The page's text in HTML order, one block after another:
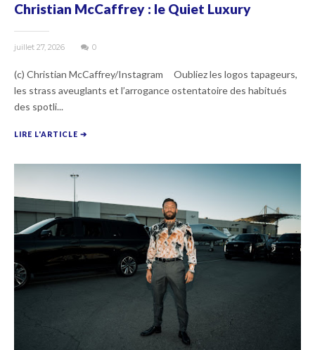
Christian McCaffrey : le Quiet Luxury
juillet 27, 2026 0
(c) Christian McCaffrey/Instagram Oubliez les logos tapageurs,
les strass aveuglants et l’arrogance ostentatoire des habitués
des spotli...
LIRE L'ARTICLE ➔